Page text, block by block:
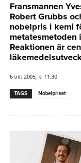
Fransmannen
Robert Grubbs
nobelpris i kemi
metatesmetoden
Reaktionen är
6 okt 2005, kl 11:30
TAGS Nobelpriset